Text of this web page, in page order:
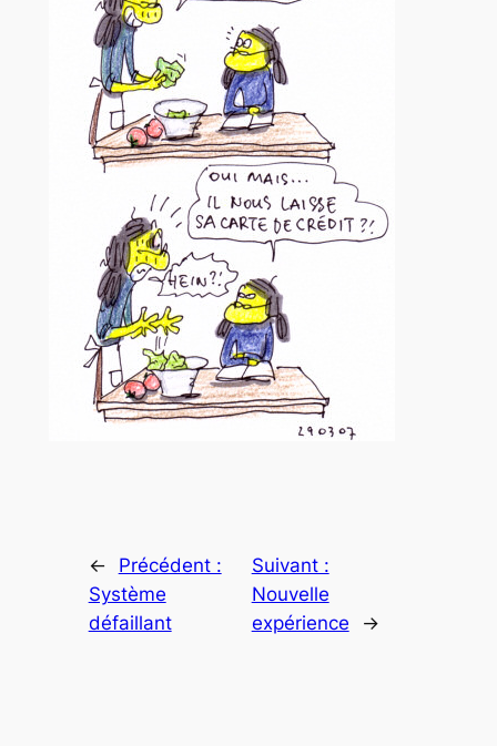
←
Précédent :
Système
défaillant
Suivant :
Nouvelle
expérience
→